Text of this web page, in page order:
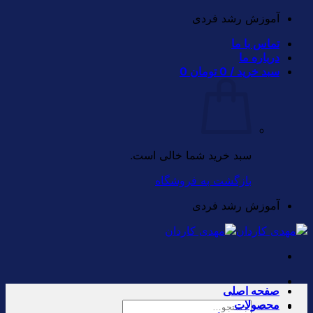
Skip
content
آموزش رشد فردی
تماس با ما
درباره ما
سبد خرید / 0 تومان 0
سبد خرید شما خالی است.
بازگشت به فروشگاه
آموزش رشد فردی
جستجو
صفحه اصلی
محصولات